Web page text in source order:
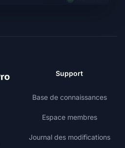
Support
Base de connaissances
Espace membres
Journal des modifications